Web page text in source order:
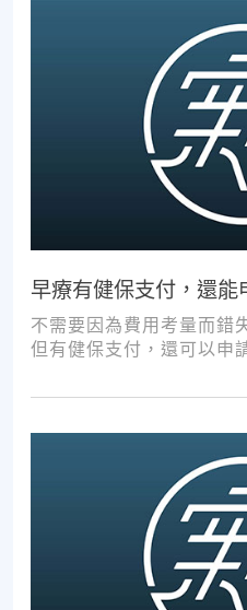
早療有健保支付，還能
不需要因為費用考量而錯
但有健保支付，還可以申